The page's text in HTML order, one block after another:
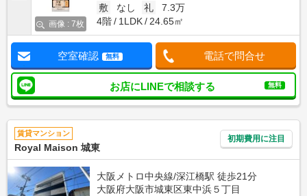
画像 : 7枚
敷
なし 礼
7.3万
4階
1LDK 24.65㎡
空室確認 無料 電話で問合せ
お店にLINEで相談する 無料
賃貸マンション
Royal Maison 城東
初期費用に注目
大阪メトロ中央線/深江橋駅 徒歩21分
大阪府大阪市城東区東中浜５丁目